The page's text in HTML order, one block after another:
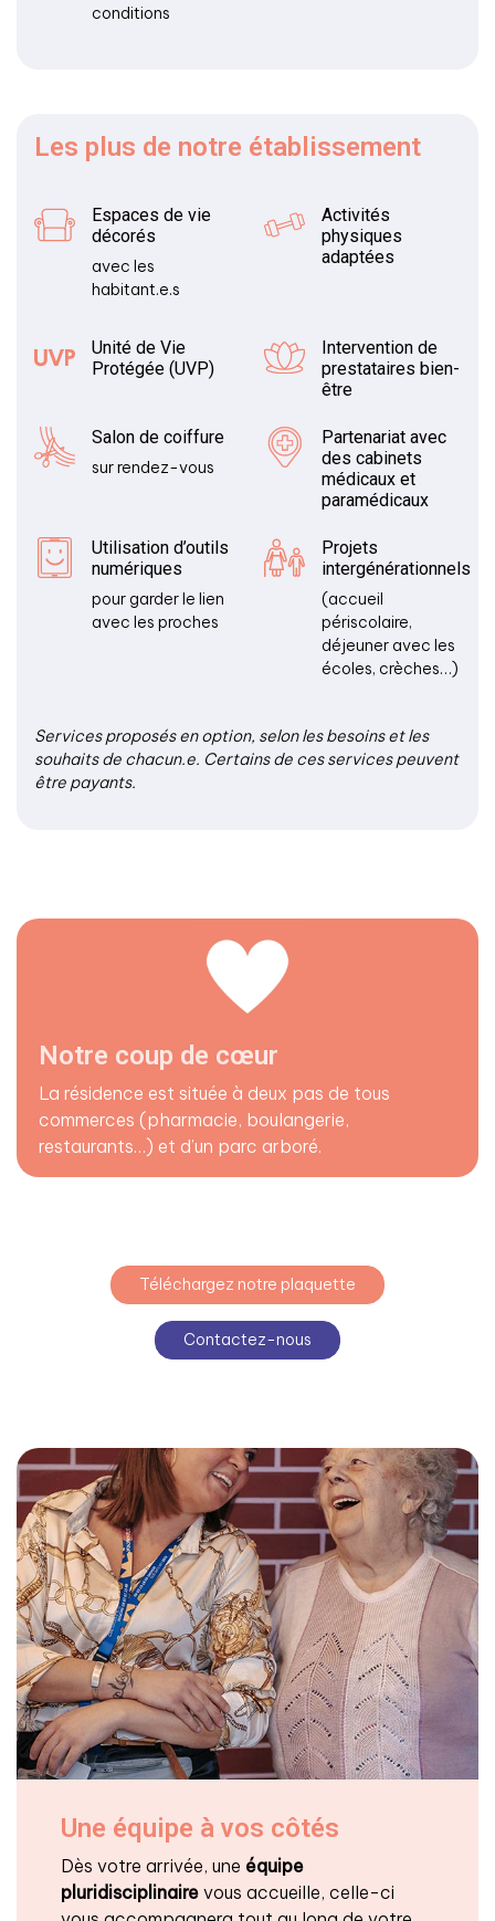
conditions
Les plus de notre établissement
Espaces de vie
décorés
avec les
habitant.e.s
Activités
physiques
adaptées
Unité de Vie
Protégée (UVP)
Intervention de
prestataires bien-
être
Salon de coiffure
sur rendez-vous
Partenariat avec
des cabinets
médicaux et
paramédicaux
Utilisation d’outils
numériques
pour garder le lien
avec les proches
Projets
intergénérationnels
(accueil
périscolaire,
déjeuner avec les
écoles, crèches…)
Services proposés en option, selon les besoins et les
souhaits de chacun.e. Certains de ces services peuvent
être payants.
Notre coup de cœur
La résidence est située à deux pas de tous
commerces (pharmacie, boulangerie,
restaurants…) et d’un parc arboré.
Téléchargez notre plaquette
Contactez-nous
Une équipe à vos côtés
Dès votre arrivée, une équipe
pluridisciplinaire vous accueille, celle-ci